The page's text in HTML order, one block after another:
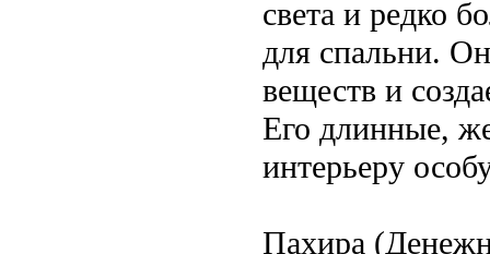
света и редко
для спальни.
веществ и
Его длинные,
интерьеру
Пахира